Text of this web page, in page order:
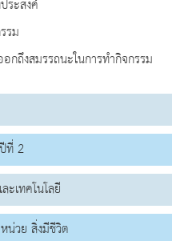
ระสงค์
รม
กถึงสมรรถนะในการทำกิจกรรม
ที่ 2
ะเทคโนโลยี
วย สิ่งมีชีวิต